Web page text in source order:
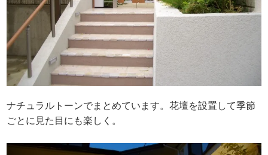
ナチュラルトーンでまとめています。花壇を設置して季節
ごとに見た目にも楽しく。